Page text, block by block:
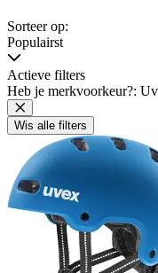
Sorteer op:
Populairst
Actieve filters
Heb je merkvoorkeur?:
Wis alle filters